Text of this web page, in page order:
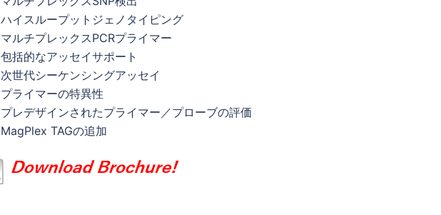
ハイスループットジェノタイピング
マルチプレックスPCRプライマー
包括的なアッセイサポート
次世代シーケンシングアッセイ
プライマーの特異性
プレデザインされたプライマー／プローブの評価
MagPlex TAGの追加